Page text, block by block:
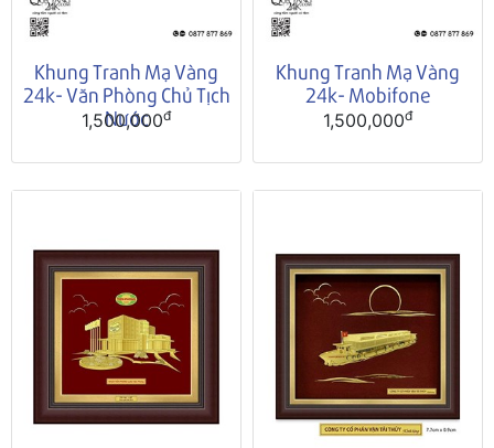
Khung Tranh Mạ Vàng
24k- Văn Phòng Chủ Tịch
Nước
1,500,000đ
Khung Tranh Mạ Vàng
24k- Mobifone
1,500,000đ